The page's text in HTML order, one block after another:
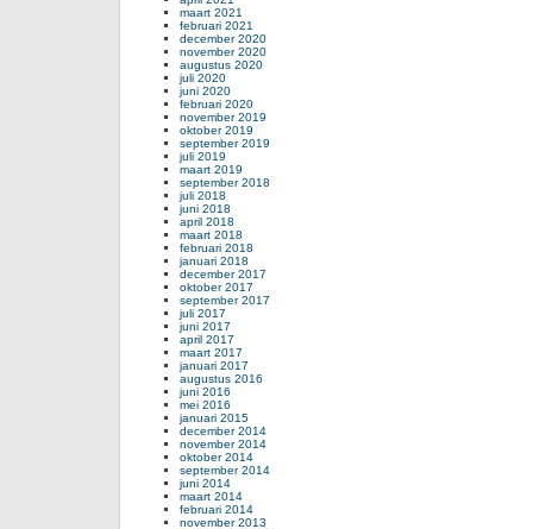
maart 2021
februari 2021
december 2020
november 2020
augustus 2020
juli 2020
juni 2020
februari 2020
november 2019
oktober 2019
september 2019
juli 2019
maart 2019
september 2018
juli 2018
juni 2018
april 2018
maart 2018
februari 2018
januari 2018
december 2017
oktober 2017
september 2017
juli 2017
juni 2017
april 2017
maart 2017
januari 2017
augustus 2016
juni 2016
mei 2016
januari 2015
december 2014
november 2014
oktober 2014
september 2014
juni 2014
maart 2014
februari 2014
november 2013